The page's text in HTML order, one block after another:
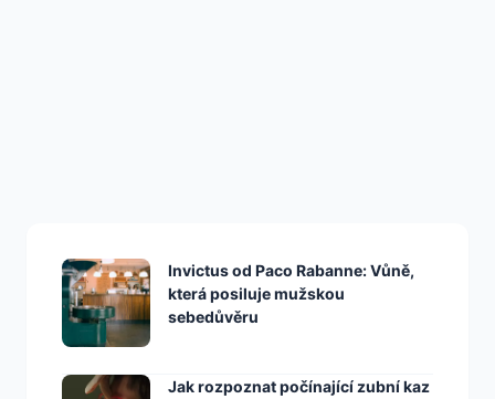
Invictus od Paco Rabanne: Vůně,
která posiluje mužskou
sebedůvěru
Jak rozpoznat počínající zubní kaz